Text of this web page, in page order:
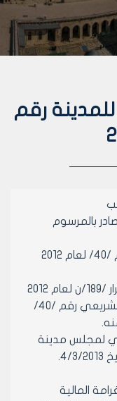
رقم
بالمرسوم
- وعلى احكام المرسوم التشريعي رقم /40/ لعام 2012
- وبناء على المادة /9/ البند /2/ من القرار /189/ن لعام 2012
الخاص بالتعليمات التنفيذية لمرسوم التشريعي رقم /40/
لمجلس مدينة
المالية